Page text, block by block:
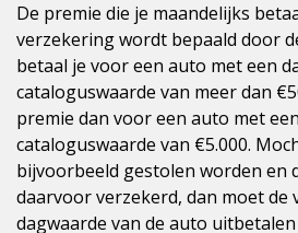
De premie die je maandelijks
verzekering wordt bepaald door
betaal je voor een auto met een
cataloguswaarde van meer dan
premie dan voor een auto met
cataloguswaarde van €5.000.
bijvoorbeeld gestolen worden en
daarvoor verzekerd, dan moet de
dagwaarde van de auto